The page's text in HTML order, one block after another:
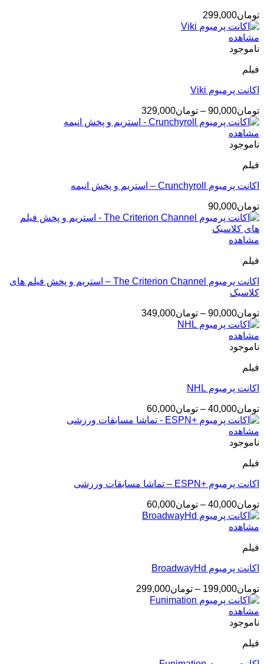
تومان299,000
مشاهده
ناموجود
فیلم
اکانت پرمیوم Viki
تومان90,000
– تومان329,000محدوده
قیمت:
مشاهده
ناموجود
فیلم
اکانت پرمیوم Crunchyroll – استریم و پخش انیمه
تومان90,000
مشاهده
فیلم
اکانت پرمیوم The Criterion Channel – استریم و پخش فیلم های
کلاسیک
تومان90,000
– تومان349,000محدوده
مشاهده
ناموجود
فیلم
اکانت پرمیوم NHL
تومان40,000
– تومان60,000محدوده
قیمت:
مشاهده
ناموجود
فیلم
اکانت پرمیوم +ESPN – تماشا مسابقات ورزشی
تومان40,000
– تومان60,000محدوده
قیمت:
مشاهده
فیلم
اکانت پرمیوم BroadwayHd
تومان199,000
– تومان299,000
مشاهده
ناموجود
فیلم